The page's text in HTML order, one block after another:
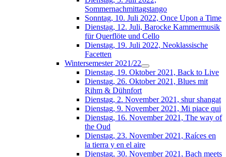
Sommernachmittagstango
Sonntag, 10. Juli 2022, Once Upon a Time
Dienstag, 12. Juli, Barocke Kammermusik
für Querflöte und Cello
Dienstag, 19. Juli 2022, Neoklassische
Facetten
Wintersemester 2021/22
Dienstag, 19. Oktober 2021, Back to Live
Dienstag, 26. Oktober 2021, Blues mit
Rihm & Dühnfort
Dienstag, 2. November 2021, shur shangat
Dienstag, 9. November 2021, Mi piace qui
Dienstag, 16. November 2021, The way of
the Oud
Dienstag, 23. November 2021, Raíces en
la tierra y en el aire
Dienstag, 30. November 2021, Bach meets